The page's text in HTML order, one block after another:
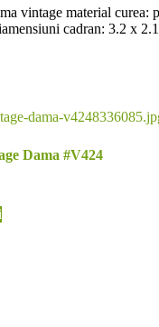
vintage material
cadran: 3.2 x
Dama #V424